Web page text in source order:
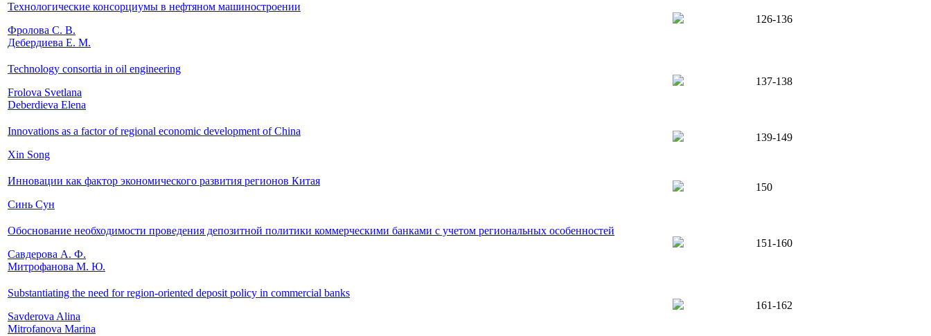
Технологические консорциумы в нефтяном машиностроении
Фролова C. В.
Дебердиева Е. М.
126-136
Technology consortia in oil engineering
Frolova Svetlana
Deberdieva Elena
137-138
Innovations as a factor of regional economic development of China
Xin Song
139-149
Инновации как фактор экономического развития регионов Китая
Синь Сун
150
Обоснование необходимости проведения депозитной политики коммерческими банками с учетом региональных особенностей
Савдерова А. Ф.
Митрофанова М. Ю.
151-160
Substantiating the need for region-oriented deposit policy in commercial banks
Savderova Alina
Mitrofanova Marina
161-162